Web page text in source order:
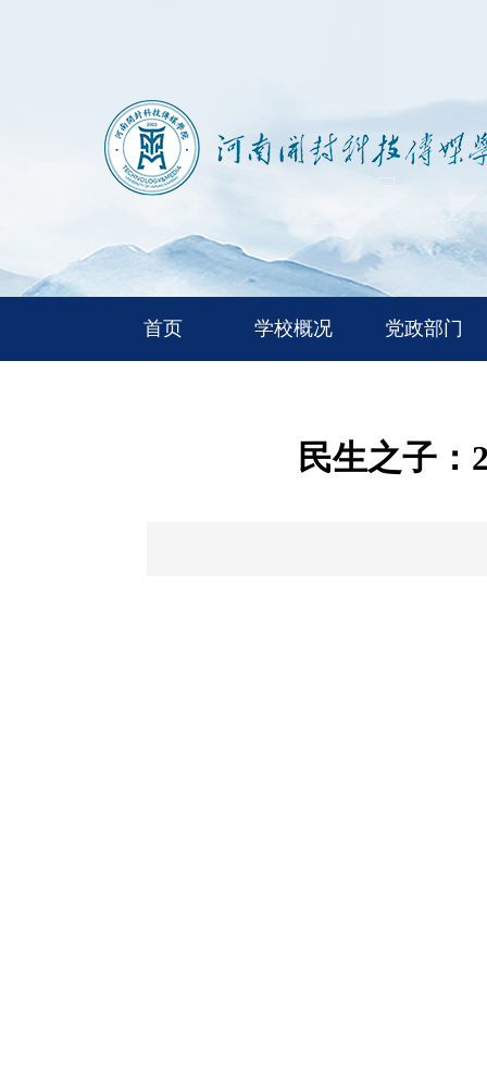
首页 学校概况 党政部门
民生之子